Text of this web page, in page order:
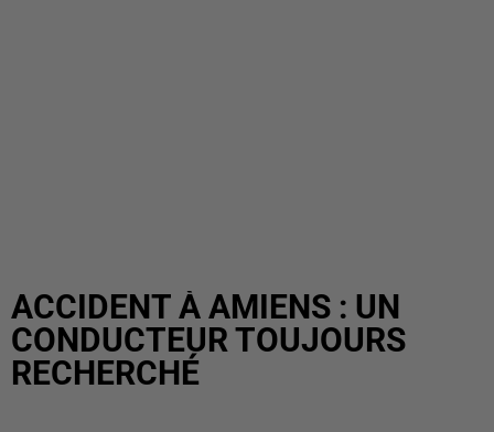
ACCIDENT À AMIENS : UN
CONDUCTEUR TOUJOURS
RECHERCHÉ